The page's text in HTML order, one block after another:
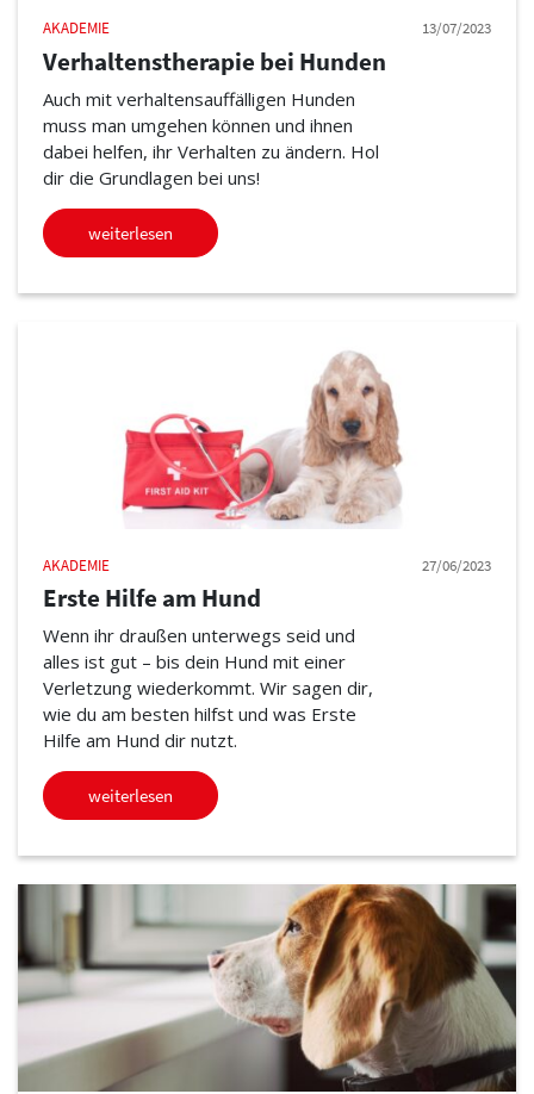
AKADEMIE 13/07/2023
Verhaltenstherapie bei Hunden
Auch mit verhaltensauffälligen Hunden
muss man umgehen können und ihnen
dabei helfen, ihr Verhalten zu ändern. Hol
dir die Grundlagen bei uns!
weiterlesen
AKADEMIE 27/06/2023
Erste Hilfe am Hund
Wenn ihr draußen unterwegs seid und
alles ist gut – bis dein Hund mit einer
Verletzung wiederkommt. Wir sagen dir,
wie du am besten hilfst und was Erste
Hilfe am Hund dir nutzt.
weiterlesen